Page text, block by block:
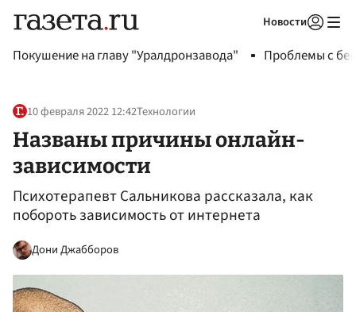
Новости
Покушение на главу "Уралдронзавода" Проблемы с
10 февраля 2022 12:42Технологии
Названы причины онлайн-
зависимости
Психотерапевт Сальникова рассказала, как
побороть зависимость от интернета
Дони Джабборов